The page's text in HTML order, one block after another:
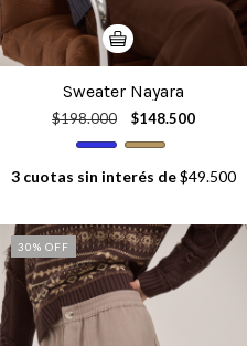
Sweater Nayara
$198.000 $148.500
3 cuotas sin interés de$49.500
30% OFF